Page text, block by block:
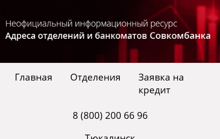
Главная Отделения
Заявка на
кредит
8 (800) 200 66 96